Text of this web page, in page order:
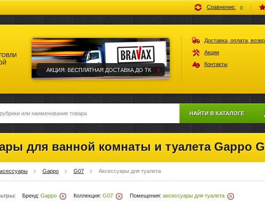
Сравнение: 0
АКЦИЯ: БЕСПЛАТНАЯ ДОСТАВКА ДО ТК
Доставка, оплата,
Акции
Контакты
НАЙТИ В КАТАЛОГЕ
для ванной комнаты и туалета Gappo
Gappo G07 Аксессуары для туалета
Бренд: Gappo
Коллекция: G07
Помещения: аксессуары для туалета